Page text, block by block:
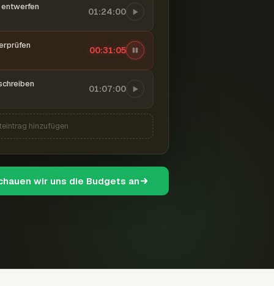
01:24:00
00:31:06
01:07:00
hinzufügen
wir uns die Budgets an